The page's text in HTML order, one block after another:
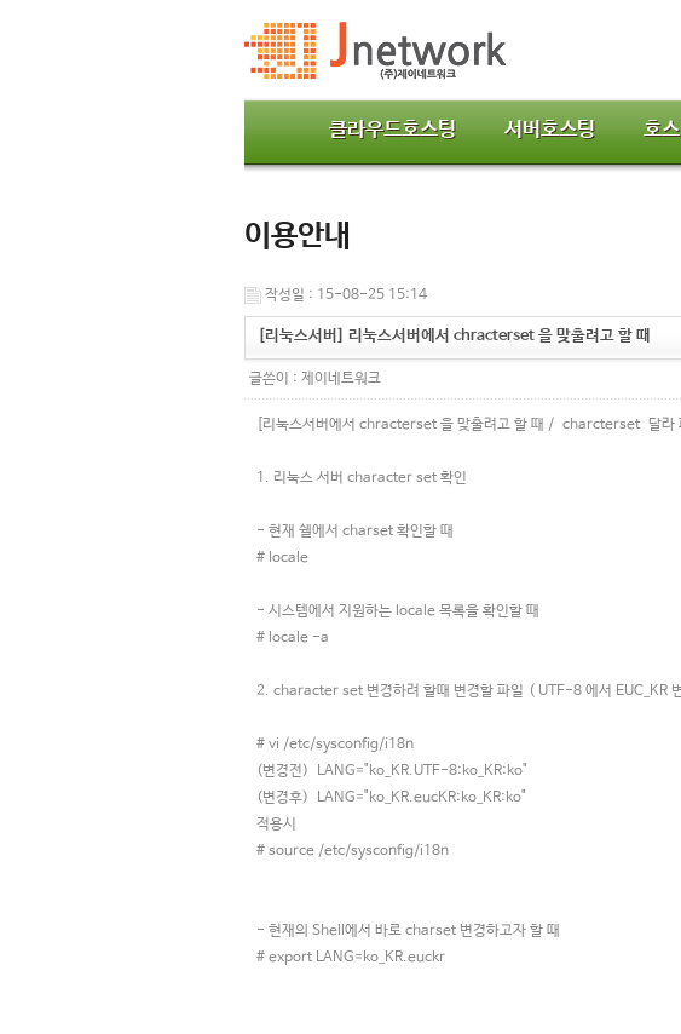
클라우드호스팅 서버호스팅 호
이용안내
작성일 : 15-08-25 15:14
[리눅스서버] 리눅스서버에서 chracterset 을 맞출려고 할 때
글쓴이 : 제이네트워크
[리눅스서버에서 chracterset 을 맞출려고 할 때 / charcterset 달라
1. 리눅스 서버 character set 확인
- 현재 쉘에서 charset 확인할 때
# locale
- 시스템에서 지원하는 locale 목록을 확인할 때
# locale -a
2. character set 변경하려 할때 변경할 파일 ( UTF-8 에서 EUC_KR
# vi /etc/sysconfig/i18n
(변경전) LANG="ko_KR.UTF-8:ko_KR:ko"
(변경후) LANG="ko_KR.eucKR:ko_KR:ko"
적용시
# source /etc/sysconfig/i18n
- 현재의 Shell에서 바로 charset 변경하고자 할 때
# export LANG=ko_KR.euckr